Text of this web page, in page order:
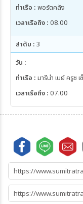
พักเดี่ยว
ประเภทห้องพัก
พักเดี่ยว
ประเภทห้องพัก
พักห้องละ 2 ท่าน
ผู้ใหญ่คนที่ 3 และ 4
เด็กอายุต่ำกว่า 12 ปี
ท่าเรือ : พอร์ตคลัง
เวลาเรือถึง : 08.00
ลำดับ : 3
วัน :
ท่าเรือ : มารีน่า เบย์ ครูซ เ
เวลาเรือถึง : 07.00